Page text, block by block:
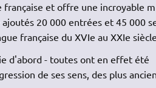
et offre une incroyable
20 000 entrées et 45 000
française du XVIe au XXIe
d'abord - toutes ont en effet été
de ses sens, des plus